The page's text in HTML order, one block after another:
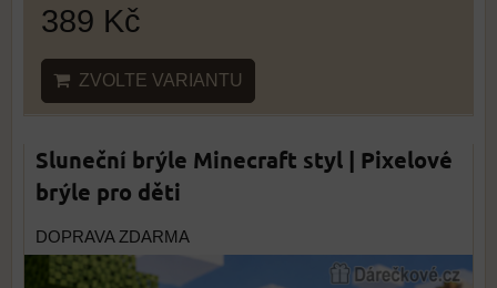
389 Kč
ZVOLTE VARIANTU
Sluneční brýle Minecraft styl | Pixelové
brýle pro děti
DOPRAVA ZDARMA